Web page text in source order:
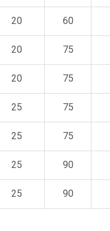
20 60
20 75
20 75
25 75
25 75
25 90
25 90